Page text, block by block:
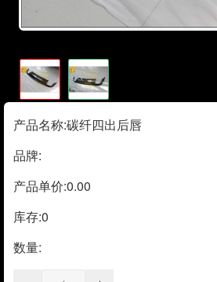
产品名称:碳纤四出后唇
品牌:
产品单价:0.00
库存:0
数量: